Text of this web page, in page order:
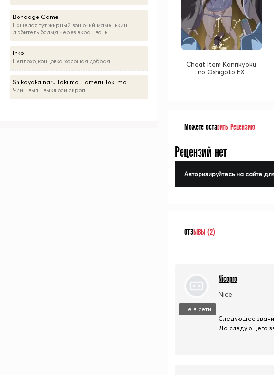
Cheat Item Kanrikyoku
no Oshigoto EX
Можете оставить Рецензию
Рецензий нет
Авторизируйтесь на сайте
ОТЗЫВЫ (2)
Не в сети
Nicopro
Nice
Следующее
До следующего
Bondage Game
Нашёлся тут жирный вонючий маменькин
любитель бсдм,я через экран вонь...
Inko
Неплохо, концовка хорошая добрая ...
Shikoyaka naru Toki mo Hameru Toki mo
Члин выпн выклюси сироп...